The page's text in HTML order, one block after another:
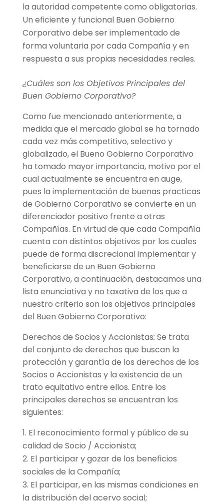
la autoridad competente como obligatorias.
Un eficiente y funcional Buen Gobierno
Corporativo debe ser implementado de
forma voluntaria por cada Compañía y en
respuesta a sus propias necesidades reales.
¿Cuáles son los Objetivos Principales del
Buen Gobierno Corporativo?
Como fue mencionado anteriormente, a
medida que el mercado global se ha tornado
cada vez más competitivo, selectivo y
globalizado, el Bueno Gobierno Corporativo
ha tomado mayor importancia, motivo por el
cual actualmente se encuentra en auge,
pues la implementación de buenas practicas
de Gobierno Corporativo se convierte en un
diferenciador positivo frente a otras
Compañías. En virtud de que cada Compañía
cuenta con distintos objetivos por los cuales
puede de forma discrecional implementar y
beneficiarse de un Buen Gobierno
Corporativo, a continuación, destacamos una
lista enunciativa y no taxativa de los que a
nuestro criterio son los objetivos principales
del Buen Gobierno Corporativo:
Derechos de Socios y Accionistas: Se trata
del conjunto de derechos que buscan la
protección y garantía de los derechos de los
Socios o Accionistas y la existencia de un
trato equitativo entre ellos. Entre los
principales derechos se encuentran los
siguientes:
El reconocimiento formal y público de su
calidad de Socio / Accionista;
El participar y gozar de los beneficios
sociales de la Compañía;
El participar, en las mismas condiciones en
la distribución del acervo social;